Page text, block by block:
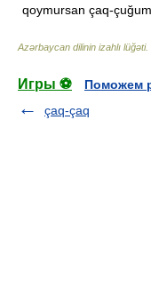
qoymursan çaq-
Azərbaycan dilinin izahlı lüğəti.
Игры ⚽
Поможем
çaq-çaq